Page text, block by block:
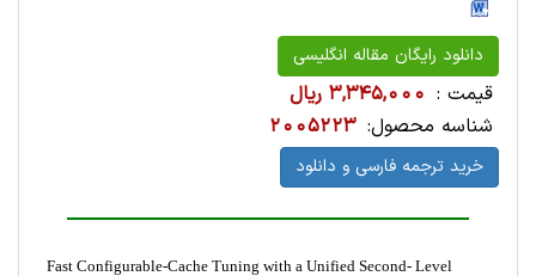
دانلود رایگان مقاله انگلیسی
قیمت : 3,345,000 ریال
شناسه محصول: 2005223
خرید ترجمه فارسی و دانلود
Fast Configurable-Cache Tuning with a Unified Second- Level